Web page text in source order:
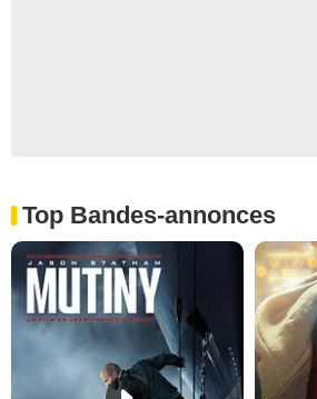
Top Bandes-annonces